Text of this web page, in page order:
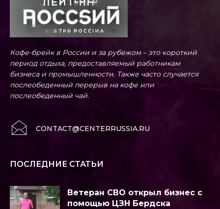
Кофе-брейк в России и за рубежом – это короткий
период отдыха, предоставляемый работникам
бизнеса и промышленности. Также часто случается
послеобеденный перерыв на кофе или
послеобеденный чай.
CONTACT@CENTERRUSSIA.RU
ПОСЛЕДНИЕ СТАТЬИ
Ветеран СВО открыл бизнес с
помощью ЦЗН Бердска